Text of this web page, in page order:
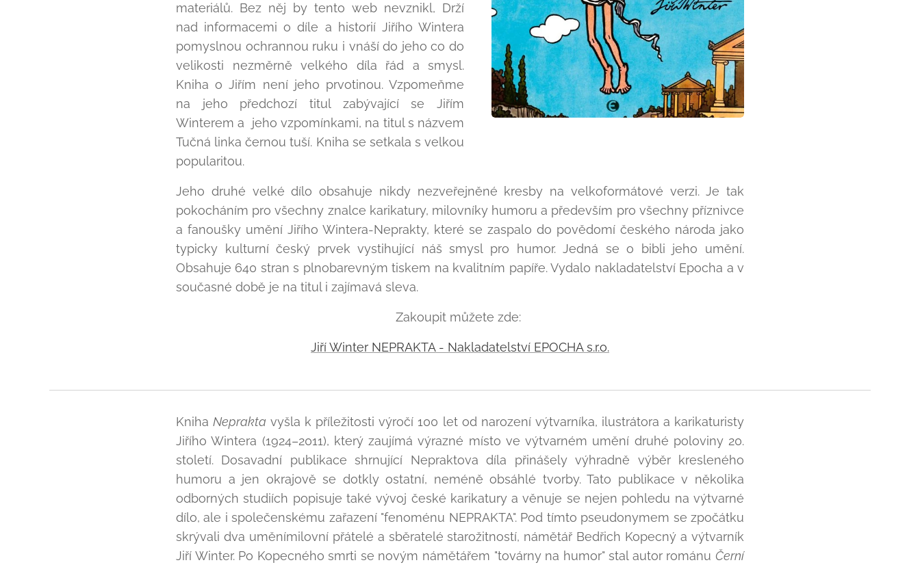
materiálů. Bez něj by tento web nevznikl, Drží
nad informacemi o díle a historií Jiřího Wintera
pomyslnou ochrannou ruku i vnáší do jeho co do
velikosti nezměrně velkého díla řád a smysl.
Kniha o Jiřím není jeho prvotinou. Vzpomeňme
na jeho předchozí titul zabývající se Jiřím
Winterem a jeho vzpomínkami, na titul s názvem
Tučná linka černou tuší. Kniha se setkala s velkou
popularitou.
Jeho druhé velké dílo obsahuje nikdy nezveřejněné kresby na velkoformátové verzi. Je tak
pokocháním pro všechny znalce karikatury, milovníky humoru a především pro všechny příznivce
a fanoušky umění Jiřího Wintera-Neprakty, které se zaspalo do povědomí českého národa jako
typicky kulturní český prvek vystihující náš smysl pro humor. Jedná se o bibli jeho umění.
Obsahuje 640 stran s plnobarevným tiskem na kvalitním papíře. Vydalo nakladatelství Epocha a v
současné době je na titul i zajímavá sleva.
Zakoupit můžete zde:
Jiří Winter NEPRAKTA - Nakladatelství EPOCHA s.r.o.
KnihaNeprakta vyšla k příležitosti výročí 100 let od narození výtvarníka, ilustrátora a karikaturisty
Jiřího Wintera (1924–2011), který zaujímá výrazné místo ve výtvarném umění druhé poloviny 20.
století. Dosavadní publikace shrnující Nepraktova díla přinášely výhradně výběr kresleného
humoru a jen okrajově se dotkly ostatní, neméně obsáhlé tvorby. Tato publikace v několika
odborných studiích popisuje také vývoj české karikatury a věnuje se nejen pohledu na výtvarné
dílo, ale i společenskému zařazení "fenoménu NEPRAKTA". Pod tímto pseudonymem se zpočátku
skrývali dva uměnímilovní přátelé a sběratelé starožitností, námětář Bedřich Kopecný a výtvarník
Jiří Winter. Po Kopecného smrti se novým námětářem "továrny na humor" stal autor románu Černí